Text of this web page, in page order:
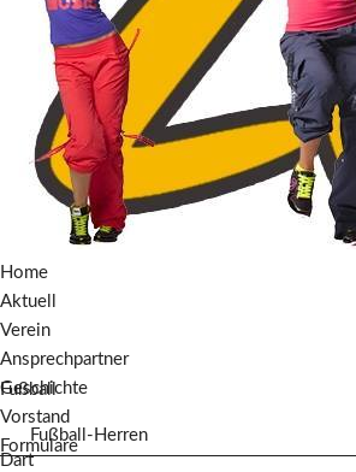
Home
Aktuell
Verein
Ansprechpartner
Geschichte
Vorstand
Formulare
Fußball
Fußball-Herren
Dart